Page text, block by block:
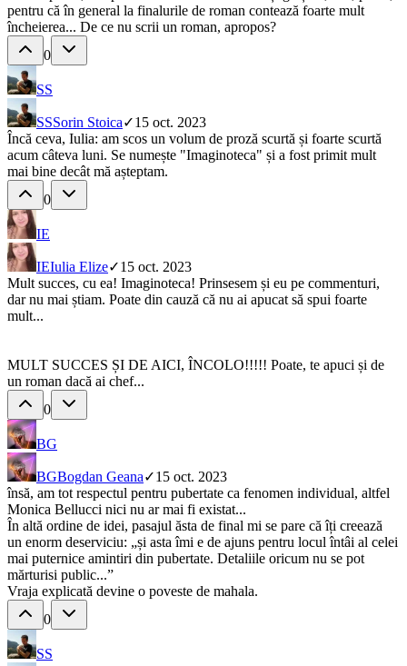
pentru că în general la finalurile de roman contează foarte mult
încheierea... De ce nu scrii un roman, apropos?
0
SS
SSSorin Stoica✓15 oct. 2023
Încă ceva, Iulia: am scos un volum de proză scurtă și foarte scurtă
acum câteva luni. Se numește "Imaginoteca" și a fost primit mult
mai bine decât mă așteptam.
0
IE
IEIulia Elize✓15 oct. 2023
Mult succes, cu ea! Imaginoteca! Prinsesem și eu pe commenturi,
dar nu mai știam. Poate din cauză că nu ai apucat să spui foarte
mult...
MULT SUCCES ȘI DE AICI, ÎNCOLO!!!!! Poate, te apuci și de
un roman dacă ai chef...
0
BG
BGBogdan Geana✓15 oct. 2023
însă, am tot respectul pentru pubertate ca fenomen individual, altfel
Monica Bellucci nici nu ar mai fi existat...
În altă ordine de idei, pasajul ăsta de final mi se pare că îți creează
un enorm deserviciu: „și asta îmi e de ajuns pentru locul întâi al celei
mai puternice amintiri din pubertate. Detaliile oricum nu se pot
mărturisi public...”
Vraja explicată devine o poveste de mahala.
0
SS